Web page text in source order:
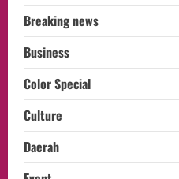
Breaking news
Business
Color Special
Culture
Daerah